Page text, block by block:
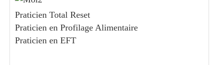
Praticien Total Reset
Praticien en Profilage Alimentaire
Praticien en EFT